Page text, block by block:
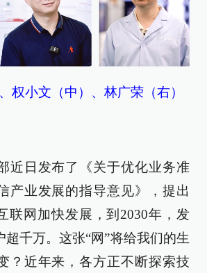
权小文（中）、林广荣（右）
近日发布了《关于优化业务准
产业发展的指导意见》，提出
联网加快发展，到2030年，发
超千万。这张“网”将给我们的生
？近年来，各方正不断探索技